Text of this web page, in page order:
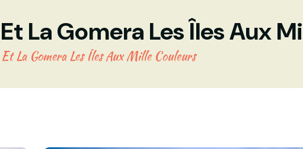
La Gomera Les Îles Aux
La Gomera Les Îles Aux Mille Couleurs